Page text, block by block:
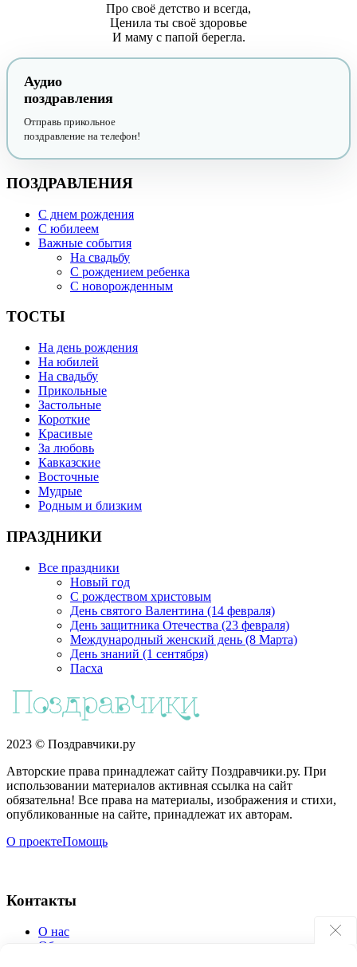
Про своё детство и всегда,
Ценила ты своё здоровье
И маму с папой берегла.
Аудио
поздравления
Отправь прикольное
поздравление на телефон!
ПОЗДРАВЛЕНИЯ
С днем рождения
С юбилеем
Важные события
На свадьбу
С рождением ребенка
С новорожденным
ТОСТЫ
На день рождения
На юбилей
На свадьбу
Прикольные
Застольные
Короткие
Красивые
За любовь
Кавказские
Восточные
Мудрые
Родным и близким
ПРАЗДНИКИ
Все праздники
Новый год
С рождеством христовым
День святого Валентина (14 февраля)
День защитника Отечества (23 февраля)
Международный женский день (8 Марта)
День знаний (1 сентября)
Пасха
2023 © Поздравчики.ру
Авторские права принадлежат сайту Поздравчики.ру. При
использовании материалов активная ссылка на сайт
обязательна! Все права на материалы, изображения и стихи,
опубликованные на сайте, принадлежат их авторам.
О проектеПомощь
Контакты
О нас
Обратная связь